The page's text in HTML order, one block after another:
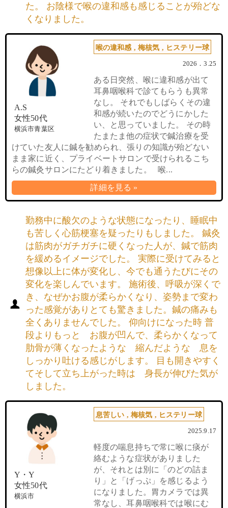
た。 お陰様で喉の違和感も感じることが殆どな
くなりました。
A.S
女性50代
横浜市青葉区
喉の違和感 ,梅核気 , ヒステリー球
2026．3.25
ある日突然、喉に違和感が出て
耳鼻咽喉科で診てもらうも異常
なし。 それでもしばらくその違
和感が続いたのでどうにかした
い、と思っていました。 その時
たまたま他の症状で鍼治療を受
けていた友人に鍼を勧められ、張りの知識が殆どない
まま家に近く、プライベートサロンで受けられるこち
らの鍼灸サロンにたどり着きました。 喉...
詳細を見る »
勤務中に酸欠のような状態になったり、睡眠中
も苦しく心筋梗塞を疑ったりもしました。 鍼灸
は筋肉がガチガチに硬くなった人が、鍼で筋肉
を緩めるイメージでした。 実際に受けてみると
想像以上に体が変化し、今でも通うたびにその
変化を楽しんでいます。 施術後、呼吸が深くで
き、なぜかお腹が柔らかくなり、姿勢まで変わ
った感覚がありとても驚きました。鍼の痛みも
全くありませんでした。 仰向けになった時 普
段よりもっと お腹が凹んで、柔らかくなって
肋骨が薄くなったような 縮んだような 息を
しっかり吐ける感じがします。 目も開きやすく
てそして立ち上がった時は 身長が伸びた気が
しました。
Y・Y
女性50代
横浜市
息苦しい , 梅核気 , ヒステリー球
2025.9.17
軽度の喘息持ちで常に喉に痰が
絡むような症状がありました
が、それとは別に「のどの詰ま
り」と「げっぷ」を感じるよう
になりました。胃カメラでは異
常なし、耳鼻咽喉科では喉にむ